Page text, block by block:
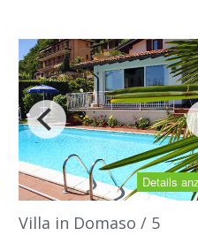
Details
Villa in Domaso / 5